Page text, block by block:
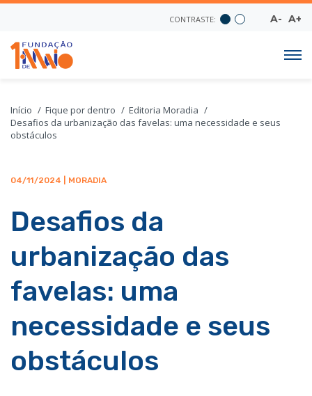
CONTRASTE: A- A+
Início Fique por dentro
Editoria Moradia
Desafios da urbanização das favelas: uma necessidade e seus
obstáculos
04/11/2024 | MORADIA
Desafios da
urbanização das
favelas: uma
necessidade e seus
obstáculos